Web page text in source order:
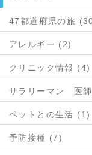
47都道府県の旅
アレルギー (2)
クリニック情報 (4)
サラリーマン 医
ペットとの生活 (1)
予防接種 (7)